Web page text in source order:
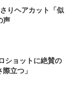
りヘアカット「似
声
ショットに絶賛の
立つ」